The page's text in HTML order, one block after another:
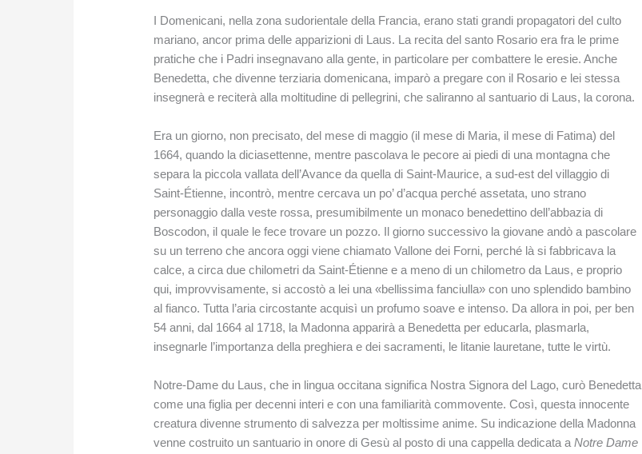
I Domenicani, nella zona sudorientale della Francia, erano stati grandi propagatori del culto
mariano, ancor prima delle apparizioni di Laus. La recita del santo Rosario era fra le prime
pratiche che i Padri insegnavano alla gente, in particolare per combattere le eresie. Anche
Benedetta, che divenne terziaria domenicana, imparò a pregare con il Rosario e lei stessa
insegnerà e reciterà alla moltitudine di pellegrini, che saliranno al santuario di Laus, la corona.
Era un giorno, non precisato, del mese di maggio (il mese di Maria, il mese di Fatima) del
1664, quando la diciasettenne, mentre pascolava le pecore ai piedi di una montagna che
separa la piccola vallata dell’Avance da quella di Saint-Maurice, a sud-est del villaggio di
Saint-Étienne, incontrò, mentre cercava un po’ d’acqua perché assetata, uno strano
personaggio dalla veste rossa, presumibilmente un monaco benedettino dell’abbazia di
Boscodon, il quale le fece trovare un pozzo. Il giorno successivo la giovane andò a pascolare
su un terreno che ancora oggi viene chiamato Vallone dei Forni, perché là si fabbricava la
calce, a circa due chilometri da Saint-Étienne e a meno di un chilometro da Laus, e proprio
qui, improvvisamente, si accostò a lei una «bellissima fanciulla» con uno splendido bambino
al fianco. Tutta l’aria circostante acquisì un profumo soave e intenso. Da allora in poi, per ben
54 anni, dal 1664 al 1718, la Madonna apparirà a Benedetta per educarla, plasmarla,
insegnarle l’importanza della preghiera e dei sacramenti, le litanie lauretane, tutte le virtù.
Notre-Dame du Laus, che in lingua occitana significa Nostra Signora del Lago, curò Benedetta
come una figlia per decenni interi e con una familiarità commovente. Così, questa innocente
creatura divenne strumento di salvezza per moltissime anime. Su indicazione della Madonna
venne costruito un santuario in onore di Gesù al posto di una cappella dedicata aNotre Dame